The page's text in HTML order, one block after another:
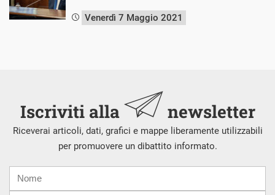
Venerdì 7 Maggio 2021
Iscriviti alla newsletter
Riceverai articoli, dati, grafici e mappe liberamente utilizzabili
per promuovere un dibattito informato.
mail